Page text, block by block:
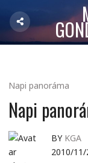
Napi panoráma
Napi
BY KGA
2010/11/